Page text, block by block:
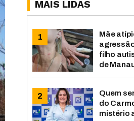
MAIS LIDAS
Mãe
filho
de
Quem
do
mistério